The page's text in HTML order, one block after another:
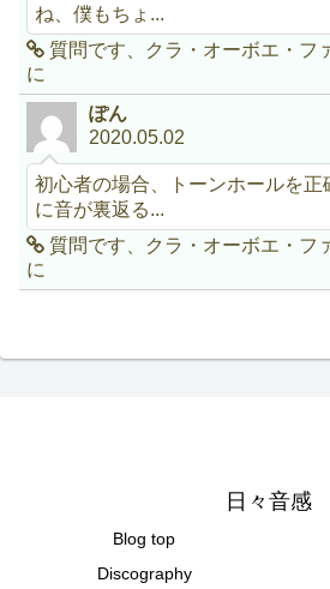
ね、僕もちょ...
質問です、クラ・オーボエ・フ
に
ぽん
2020.05.02
初心者の場合、トーンホールを
に音が裏返る...
質問です、クラ・オーボエ・フ
に
日々音感
Blog top
Discography